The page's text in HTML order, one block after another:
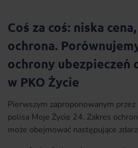
Coś za coś: niska
ochrona.
ochrony ubezpieczeń
w PKO Życie
Pierwszym zaproponowanym przez
polisa Moje Życie 24. Zakres
może obejmować następujące